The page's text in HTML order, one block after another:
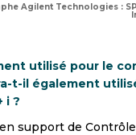
Agilent Technologies :
utilisé pour le
t-il également
i ?
support de